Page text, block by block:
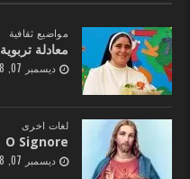
مواضيع ثقافية
معادلة تربوية
ديسمبر 07, 2018
لغات اخرى
O Signore
ديسمبر 07, 2018